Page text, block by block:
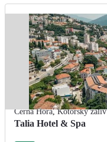
Černá Hora,Kotorský záliv
Talia Hotel & Spa